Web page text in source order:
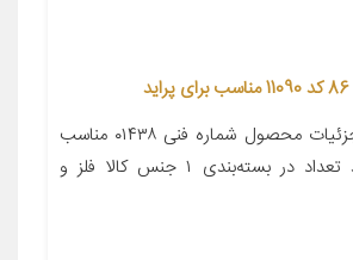
معرفی محصول جزئیات محصول شماره فنی ۰۱۴۳۸ مناسب
برای خودرو پراید تعداد در بسته‌بندی ۱ جنس کالا فلز و